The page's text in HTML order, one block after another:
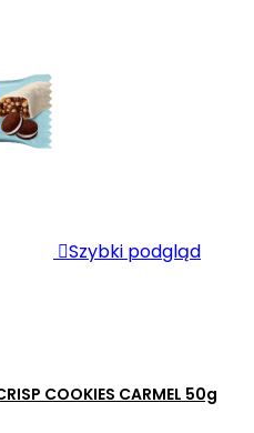
Szybki podgląd
COOKIES CARMEL 50g